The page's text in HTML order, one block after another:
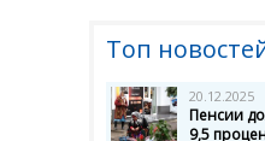
Топ
20.12.2025
Пенсии
9,5